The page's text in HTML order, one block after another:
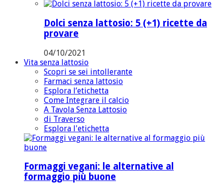
Dolci senza lattosio: 5 (+1) ricette da
provare
04/10/2021
Vita senza lattosio
Scopri se sei intollerante
Farmaci senza lattosio
Esplora l’etichetta
Come Integrare il calcio
A Tavola Senza Lattosio
di Traverso
Esplora l'etichetta
Formaggi vegani: le alternative al
formaggio più buone